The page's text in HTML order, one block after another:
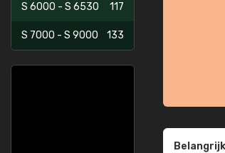
S 6000 - S 6530 117
S 7000 - S 9000 133